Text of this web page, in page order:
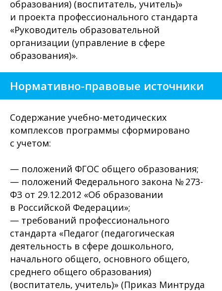
образования) (воспитатель, учитель)»
и проекта профессионального стандарта
«Руководитель образовательной
организации (управление в сфере
образования)».
Нормативно-правовые источники
Содержание учебно-методических
комплексов программы сформировано
с учетом:
— положений ФГОС общего образования;
— положений Федерального закона № 273-
ФЗ от 29.12.2012 «Об образовании
в Российской Федерации»;
— требований профессионального
стандарта «Педагог (педагогическая
деятельность в сфере дошкольного,
начального общего, основного общего,
среднего общего образования)
(воспитатель, учитель)» (Приказ Минтруда